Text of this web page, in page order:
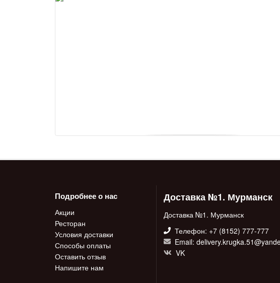
Подробнее о нас
Акции
Ресторан
Условия доставки
Способы оплаты
Оставить отзыв
Напишите нам
Доставка №1. Мурманск
Доставка №1. Мурманск
Телефон: +7 (8152) 777-777
Email:
VK